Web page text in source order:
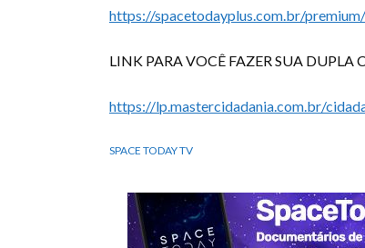
https://spacetodayplus.com.br/premium/
LINK PARA VOCÊ FAZER SUA DUPLA
https://lp.mastercidadania.com.br/
SPACE TODAY TV